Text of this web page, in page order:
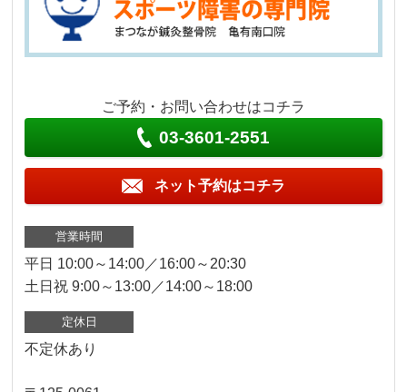
ご予約・お問い合わせはコチラ
03-3601-2551
ネット予約はコチラ
営業時間
平日 10:00～14:00／16:00～20:30
土日祝 9:00～13:00／14:00～18:00
定休日
不定休あり